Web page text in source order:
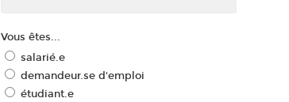
Vous êtes...
salarié.e
demandeur.se d'emploi
étudiant.e